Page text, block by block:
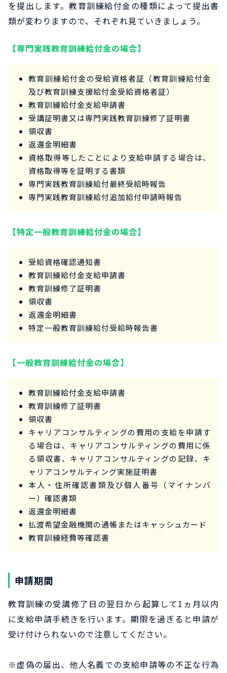
を提出します。教育訓練給付金の種類によって提出書
類が変わりますので、それぞれ見ていきましょう。
【専門実践教育訓練給付金の場合】
教育訓練給付金の受給資格者証（教育訓練給付金
及び教育訓練支援給付金受給資格者証）
教育訓練給付金支給申請書
受講証明書又は専門実践教育訓練修了証明書
領収書
返還金明細書
資格取得等したことにより支給申請する場合は、
資格取得等を証明する書類
専門実践教育訓練給付最終受給時報告
専門実践教育訓練給付追加給付申請時報告
【特定一般教育訓練給付金の場合】
受給資格確認通知書
教育訓練給付金支給申請書
教育訓練修了証明書
領収書
返還金明細書
特定一般教育訓練給付受給時報告書
【一般教育訓練給付金の場合】
教育訓練給付金支給申請書
教育訓練修了証明書
領収書
キャリアコンサルティングの費用の支給を申請す
る場合は、キャリアコンサルティングの費用に係
る領収書、キャリアコンサルティングの記録、キ
ャリアコンサルティング実施証明書
本人・住所確認書類及び個人番号（マイナンバ
ー）確認書類
返還金明細書
払渡希望金融機関の通帳またはキャッシュカード
教育訓練経費等確認書
申請期間
教育訓練の受講修了日の翌日から起算して1ヵ月以内
に支給申請手続きを行います。期限を過ぎると申請が
受け付けられないので注意してください。
※虚偽の届出、他人名義での支給申請等の不正な行為